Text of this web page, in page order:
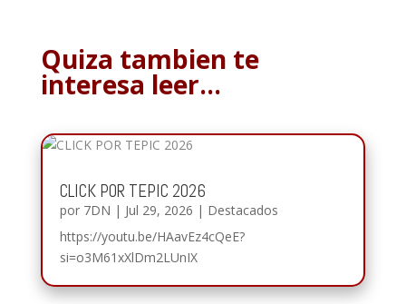
Quiza tambien te
interesa leer…
CLICK POR TEPIC 2026
por 7DN | Jul 29, 2026 | Destacados
https://youtu.be/HAavEz4cQeE?
si=o3M61xXlDm2LUnIX